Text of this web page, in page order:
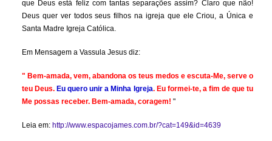
que Deus está feliz com tantas separações assim? Claro que não!
Deus quer ver todos seus filhos na igreja que ele Criou, a Única e
Santa Madre Igreja Católica.
Em Mensagem a Vassula Jesus diz:
" Bem-amada, vem, abandona os teus medos e escuta-Me, serve o
teu Deus. Eu quero unir a Minha Igreja. Eu formei-te, a fim de que tu
Me possas receber. Bem-amada, coragem! "
Leia em: http://www.espacojames.com.br/?cat=149&id=4639